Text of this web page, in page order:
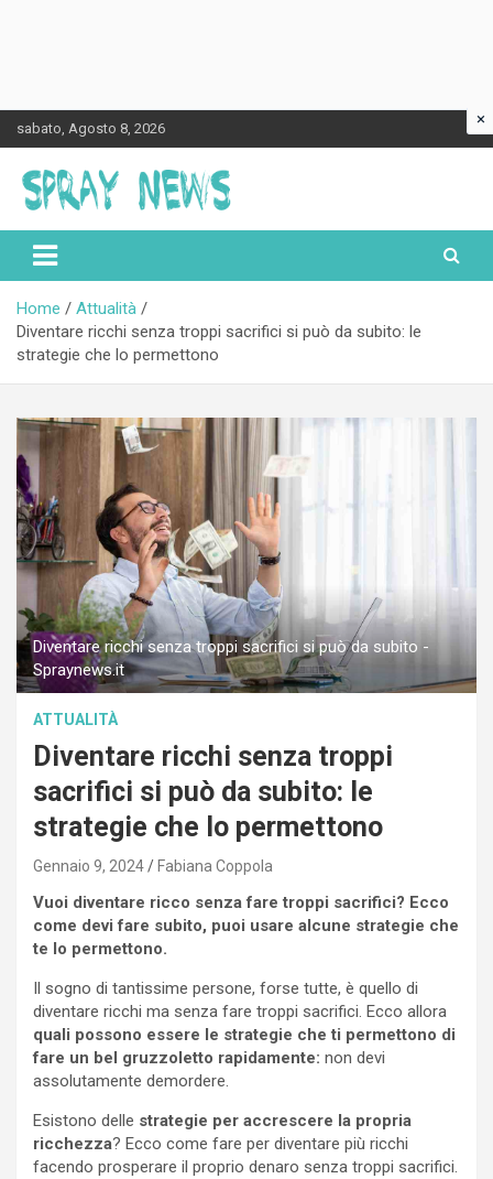
to
content
sabato, Agosto 8, 2026
Spraynews.it
Home
Attualità
Diventare ricchi senza troppi sacrifici si può da subito: le
strategie che lo permettono
Diventare ricchi senza troppi sacrifici si può da subito -
Spraynews.it
ATTUALITÀ
Diventare ricchi senza troppi
sacrifici si può da subito: le
strategie che lo permettono
Gennaio 9, 2024 Fabiana Coppola
Vuoi diventare ricco senza fare troppi sacrifici? Ecco
come devi fare subito, puoi usare alcune strategie che
te lo permettono.
Il sogno di tantissime persone, forse tutte, è quello di
diventare ricchi ma senza fare troppi sacrifici. Ecco allora
quali possono essere le strategie che ti permettono di
fare un bel gruzzoletto rapidamente: non devi
assolutamente demordere.
Esistono delle strategie per accrescere la propria
ricchezza? Ecco come fare per diventare più ricchi
facendo prosperare il proprio denaro senza troppi sacrifici.
×